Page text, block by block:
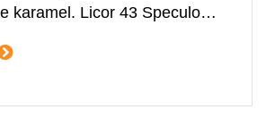
karamel. Licor 43 Speculoos
kleur en gouden